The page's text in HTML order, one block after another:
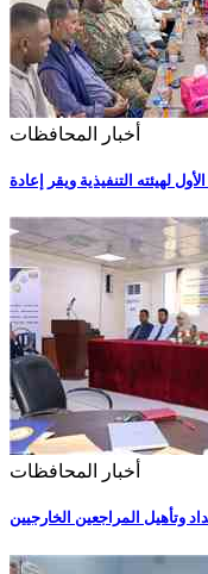
أخبار المحافظات
أخبار المحافظات